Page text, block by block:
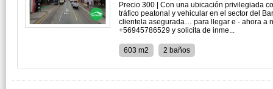
Precio 300 | Con una ubicación privilegiada
tráfico peatonal y vehicular en el sector del
clientela asegurada… para llegar e - ahora a
+56945786529 y solicita de inme...
603 m2 2 baños